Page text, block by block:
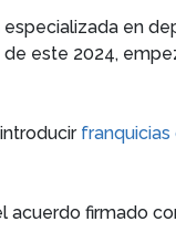
especializada en
este 2024,
acuerdo firmado